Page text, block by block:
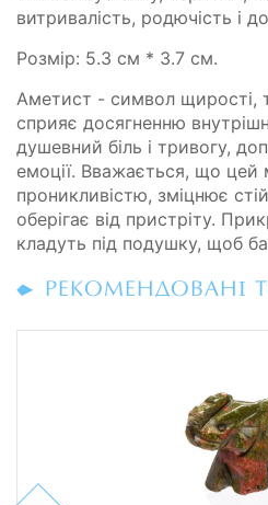
витривалість, родючість і
Розмір: 5.3 см * 3.7 см.
Аметист - символ щирості,
сприяє досягненню
душевний біль і тривогу,
емоції. Вважається, що цей
проникливістю, зміцнює
оберігає від пристріту.
кладуть під подушку, щоб
РЕКОМЕНДОВАНІ